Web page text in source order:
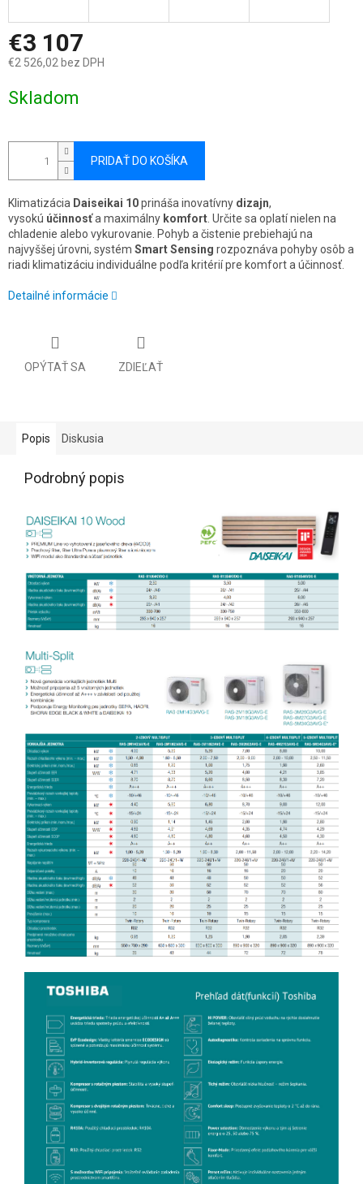
€3 107
€2 526,02 bez DPH
cena:
Skladom
PRIDAŤ DO KOŠÍKA
Klimatizácia Daiseikai 10prináša inovatívny dizajn,
vysokú účinnosťa maximálny komfort. Určite sa oplatí nielen na
chladenie alebo vykurovanie. Pohyb a čistenie prebiehajú na
najvyššej úrovni, systém Smart Sensing rozpoznáva pohyby osôb a
riadi klimatizáciu individuálne podľa kritérií pre komfort a účinnosť.
Detailné informácie
OPÝTAŤ SA ZDIEĽAŤ
Popis Diskusia
Podrobný popis